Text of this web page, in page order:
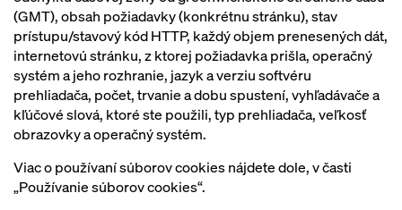
(GMT), obsah požiadavky (konkrétnu stránku), stav
prístupu/stavový kód HTTP, každý objem prenesených dát,
internetovú stránku, z ktorej požiadavka prišla, operačný
systém a jeho rozhranie, jazyk a verziu softvéru
prehliadača, počet, trvanie a dobu spustení, vyhľadávače a
kľúčové slová, ktoré ste použili, typ prehliadača, veľkosť
obrazovky a operačný systém.
Viac o používaní súborov cookies nájdete dole, v časti
„Používanie súborov cookies“.